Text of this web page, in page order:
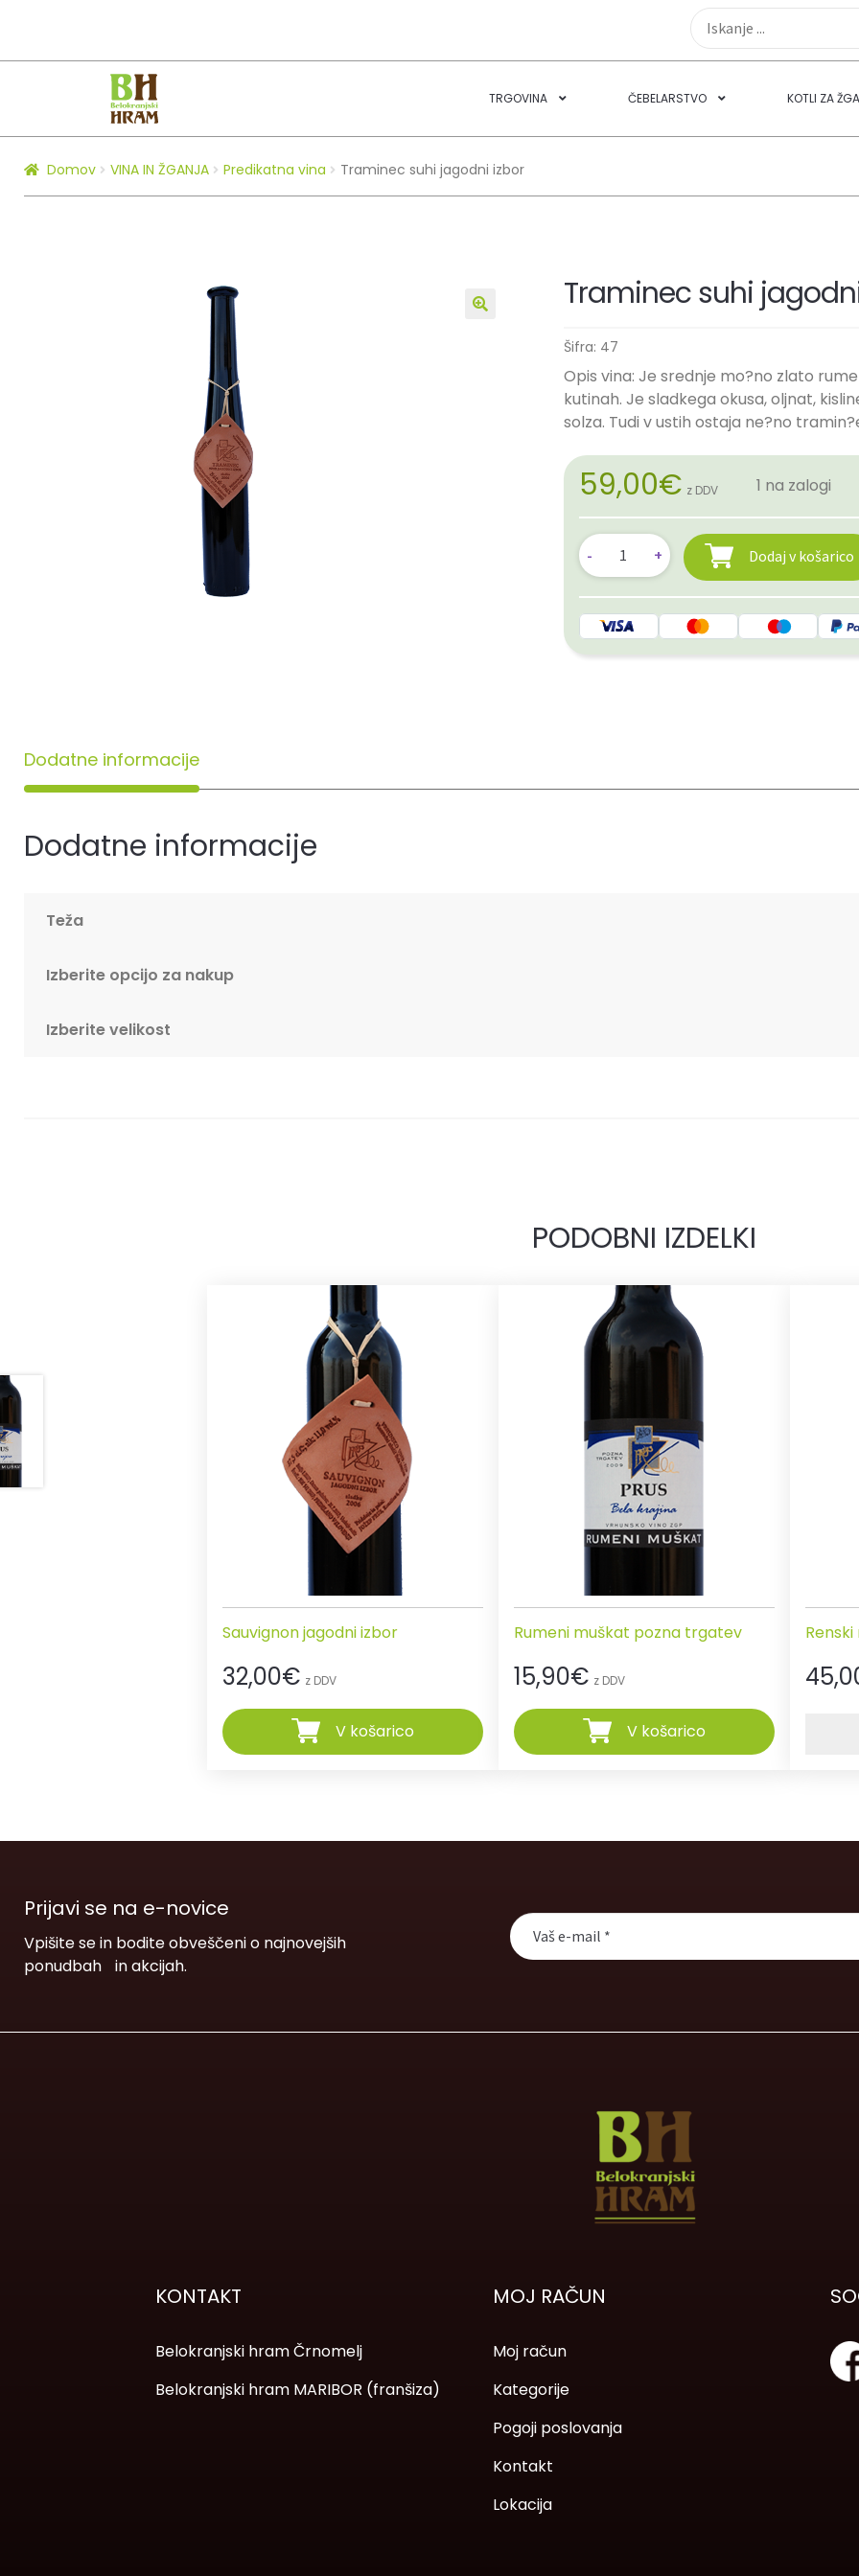
navigation
content
TRGOVINA ČEBELARSTVO KOTLI ZA
Domov VINA IN ŽGANJA Predikatna vina Traminec suhi jagodni izbor
Traminec suhi
Šifra: 47
Opis vina: Je srednje mo?no zlato
kutinah. Je sladkega okusa, oljnat,
solza. Tudi v ustih ostaja ne?no
59,00€ z DDV 1 na zalogi
Dodaj v košarico
Dodatne informacije
Dodatne informacije
Teža
Izberite opcijo za nakup
Izberite velikost
PODOBNI IZDELKI
Sauvignon jagodni izbor
32,00€ z DDV
V košarico
Rumeni muškat pozna trgatev
15,90€ z DDV
V košarico
Prijavi se na e-novice
Vpišite se in bodite obveščeni o najnovejših
ponudbah in akcijah.
KONTAKT
Belokranjski hram Črnomelj
Belokranjski hram MARIBOR (franšiza)
MOJ RAČUN
Moj račun
Kategorije
Pogoji poslovanja
Kontakt
Lokacija